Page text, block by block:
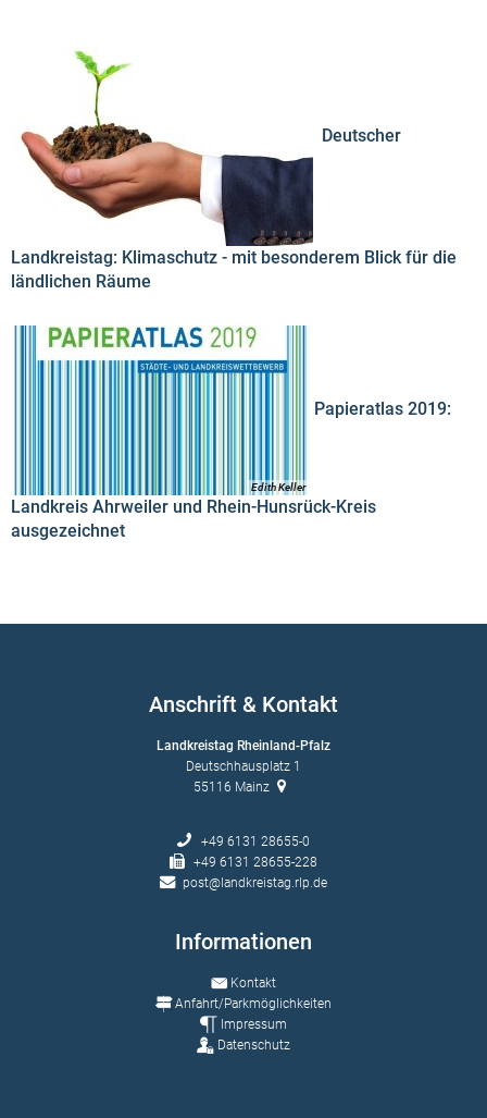
Deutscher
Landkreistag: Klimaschutz - mit besonderem Blick für die
ländlichen Räume
Edith Keller
Papieratlas 2019:
Landkreis Ahrweiler und Rhein-Hunsrück-Kreis
ausgezeichnet
Anschrift & Kontakt
Landkreistag Rheinland-Pfalz
Deutschhausplatz 1
55116 Mainz
+49 6131 28655-0
+49 6131 28655-228
post@landkreistag.rlp.de
Informationen
Kontakt
Anfahrt/Parkmöglichkeiten
Impressum
Datenschutz